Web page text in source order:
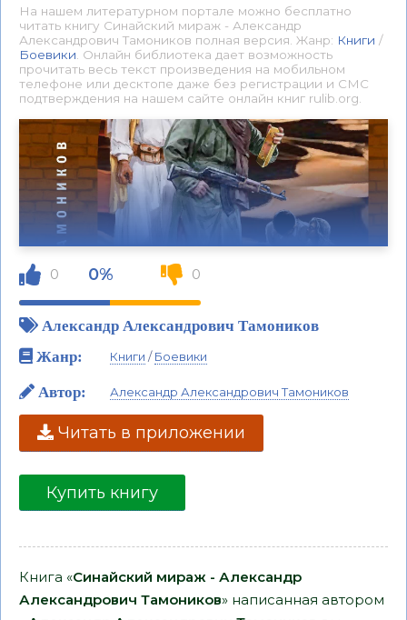
На нашем литературном портале можно бесплатно
читать книгу Синайский мираж - Александр
Александрович Тамоников полная версия. Жанр: Книги /
Боевики . Онлайн библиотека дает возможность
прочитать весь текст произведения на мобильном
телефоне или десктопе даже без регистрации и СМС
подтверждения на нашем сайте онлайн книг rulib.org.
0 0% 0
Александр Александрович Тамоников
Жанр:
Книги /Боевики
Автор: Александр Александрович Тамоников
Читать в приложении
Купить книгу
Книга «Синайский мираж - Александр
Александрович Тамоников» написанная автором